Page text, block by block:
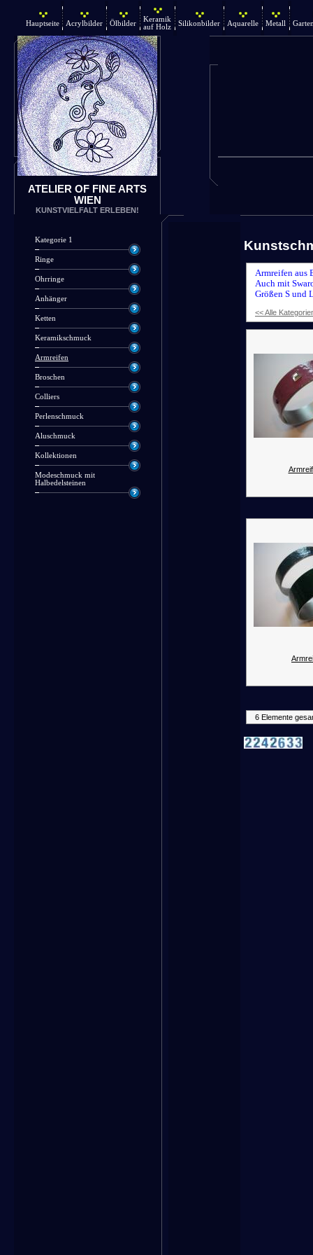
Hauptseite Acrylbilder Ölbilder
Keramik
auf Holz
Silikonbilder Aquarelle Metall
ATELIER OF FINE ARTS
WIEN
KUNSTVIELFALT ERLEBEN!
Kategorie 1
Ringe
Ohrringe
Anhänger
Ketten
Keramikschmuck
Armreifen
Broschen
Colliers
Perlenschmuck
Aluschmuck
Kollektionen
Modeschmuck mit
Halbedelsteinen
Armreifen aus
Auch mit
Größen S und
<< Alle
6 Elemente